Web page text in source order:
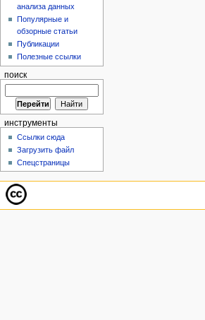
анализа данных
Популярные и
обзорные статьи
Публикации
Полезные ссылки
поиск
инструменты
Ссылки сюда
Загрузить файл
Спецстраницы